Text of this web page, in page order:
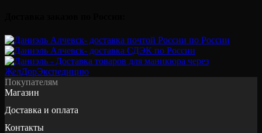
Покупателям
Магазин
Доставка и оплата
Контакты